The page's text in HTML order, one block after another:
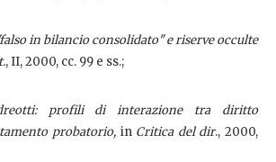
in bilancio consolidato" e riserve occulte
, II, 2000, cc. 99 e ss.;
profili di interazione tra diritto
probatorio,in Critica del dir., 2000,